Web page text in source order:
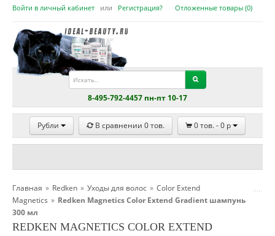
Войти в личный кабинет или Регистрация? Отложенные товары (0)
8-495-792-4457 пн-пт 10-17
Рубли В сравнении 0тов. 0тов. -0 p
Главная » Redken » Уходы для волос » Color Extend
Magnetics » Redken Magnetics Color Extend Gradient шампунь
300 мл
REDKEN MAGNETICS COLOR EXTEND